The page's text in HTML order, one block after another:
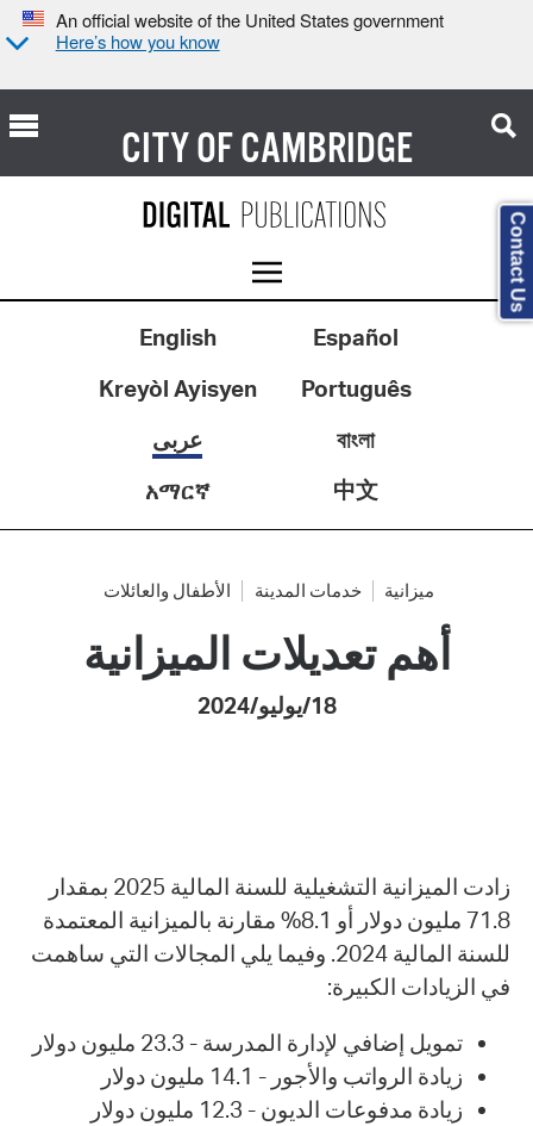
An official website of the United States government
Here’s how you know
CITY OFCAMBRIDGE
English
Español
Kreyòl Ayisyen
Português
عربى
বাংলা
አማርኛ
中文
ميزانية خدمات المدينة الأطفال والعائلات
أهم تعديلات الميزانية
18/يوليو/2024
زادت الميزانية التشغيلية للسنة المالية 2025 بمقدار
71.8 مليون دولار أو 8.1% مقارنة بالميزانية المعتمدة
للسنة المالية 2024. وفيما يلي المجالات التي ساهمت
في الزيادات الكبيرة:
تمويل إضافي لإدارة المدرسة - 23.3 مليون دولار
زيادة الرواتب والأجور - 14.1 مليون دولار
زيادة مدفوعات الديون - 12.3 مليون دولار
Contact Us